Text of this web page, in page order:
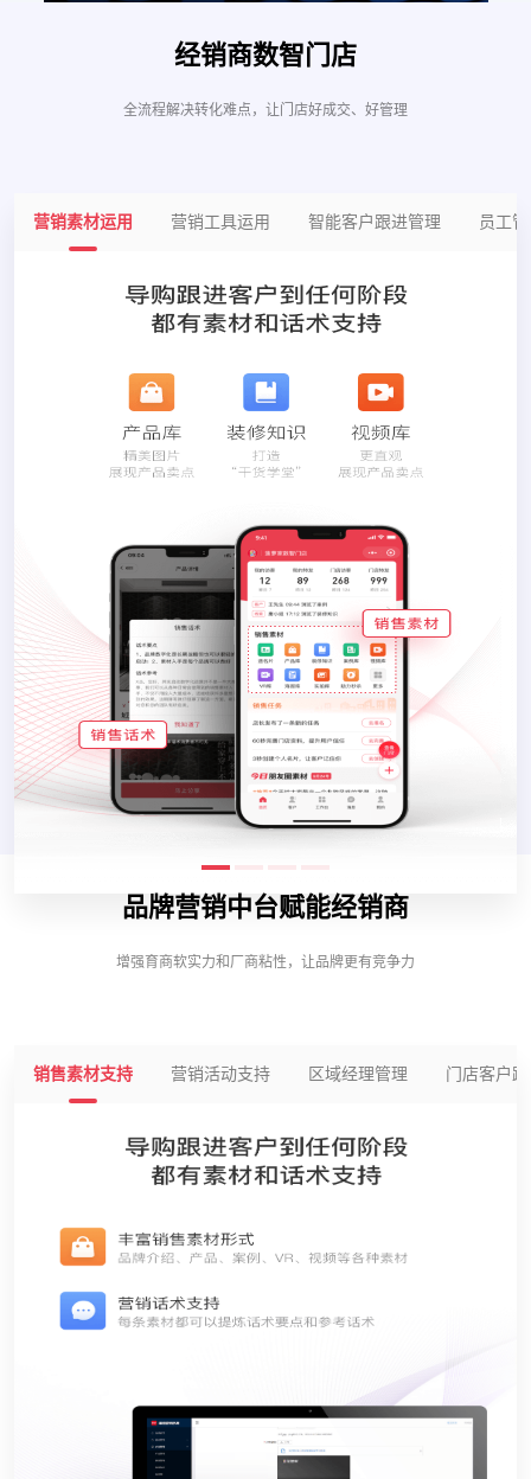
经销商数智门店
全流程解决转化难点，让门店好成交、好管理
营销素材运用 营销工具运用 智能客户跟进管理 员工
品牌营销中台赋能经销商
增强育商软实力和厂商粘性，让品牌更有竞争力
销售素材支持 营销活动支持 区域经理管理 门店客户